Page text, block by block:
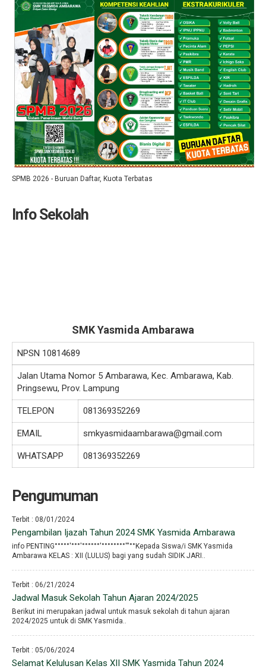
SPMB 2026 - Buruan Daftar, Kuota Terbatas
Info Sekolah
SMK Yasmida Ambarawa
NPSN 10814689
Jalan Utama Nomor 5 Ambarawa, Kec. Ambarawa, Kab.
Pringsewu, Prov. Lampung
TELEPON 081369352269
EMAIL smkyasmidaambarawa@gmail.com
WHATSAPP 081369352269
Pengumuman
Terbit : 08/01/2024
Pengambilan Ijazah Tahun 2024 SMK Yasmida Ambarawa
info PENTING°°°°°′°°°′°°°°°°′°°°°°°°°′′′°°Kepada Siswa/i SMK Yasmida
Ambarawa KELAS : XII (LULUS) bagi yang sudah SIDIK JARI..
Terbit : 06/21/2024
Jadwal Masuk Sekolah Tahun Ajaran 2024/2025
Berikut ini merupakan jadwal untuk masuk sekolah di tahun ajaran
2024/2025 untuk di SMK Yasmida..
Terbit : 05/06/2024
Selamat Kelulusan Kelas XII SMK Yasmida Tahun 2024